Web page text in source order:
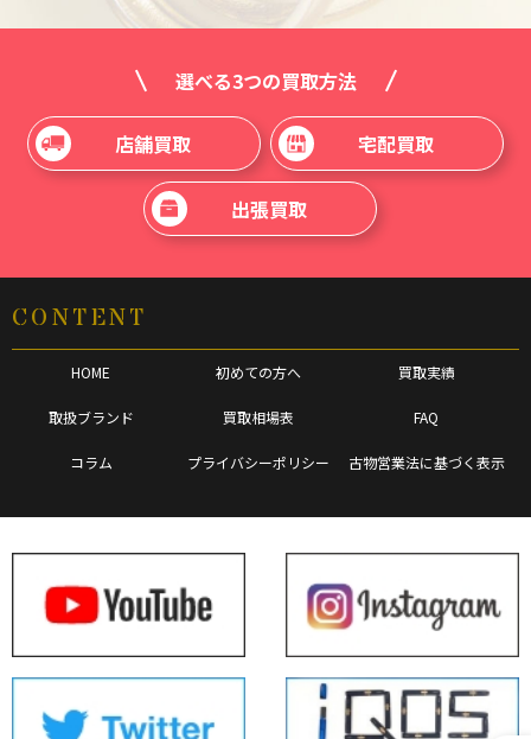
選べる3つの買取方法
店舗買取 宅配買取
出張買取
CONTENT
HOME 初めての方へ 買取実績
取扱ブランド 買取相場表 FAQ
コラム プライバシーポリシー 古物営業法に基づく表示